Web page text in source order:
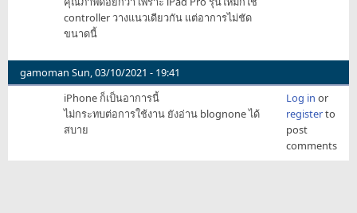
controller วางแนวเดียวกัน แต่อาการไม่ชัด
ขนาดนี้
gamoman Sun, 03/10/2021 - 19:41
iPhone ก็เป็นอาการนี้
ไม่กระทบต่อการใช้งาน ยังอ่าน blognone ได้
สบาย
Log in or
registerto
post
comments